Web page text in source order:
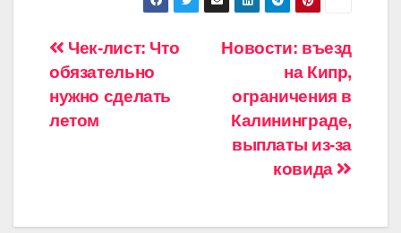
Навигация
по
записям
Новости: въезд
на Кипр,
ограничения в
Калининграде,
выплаты из-за
ковида
Чек-лист: Что
обязательно
нужно сделать
летом